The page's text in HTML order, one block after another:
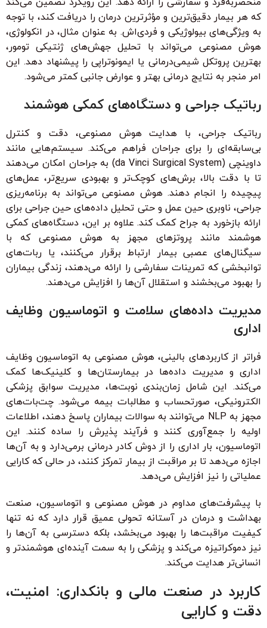
که هر بیمار دقیق‌ترین و مؤثرترین درمان را دریافت کند، با توجه
به ویژگی‌های بیولوژیکی و فردی‌اش. به عنوان مثال، در انکولوژی،
هوش مصنوعی می‌تواند با تحلیل جهش‌های ژنتیکی تومور،
بهترین پروتکل شیمی‌درمانی یا ایمونوتراپی را پیشنهاد دهد. این
امر منجر به نتایج درمانی بهتر و عوارض جانبی کمتر می‌شود.
رباتیک جراحی و دستگاه‌های کمکی هوشمند
رباتیک جراحی، با هدایت هوش مصنوعی، دقت و کنترل
بی‌سابقه‌ای را برای جراحان فراهم می‌کند. سیستم‌هایی مانند
داوینچی (da Vinci Surgical System) به جراحان امکان می‌دهند
تا با دقت بالا، برش‌های کوچک‌تر و بهبودی سریع‌تر، عمل‌های
پیچیده را انجام دهند. هوش مصنوعی می‌تواند به برنامه‌ریزی
جراحی، ناوبری حین عمل و حتی تحلیل داده‌های حین جراحی برای
ارائه بازخورد به جراح کمک کند. علاوه بر این، دستگاه‌های کمکی
هوشمند مانند پروتزهای مجهز به هوش مصنوعی که با
سیگنال‌های عصبی بیمار ارتباط برقرار می‌کنند، یا ربات‌های
توانبخشی که تمرینات سفارشی را ارائه می‌دهند، زندگی بیماران
را بهبود می‌بخشند و استقلال آن‌ها را افزایش می‌دهند.
مدیریت داده‌های سلامت و اتوماسیون وظایف
اداری
فراتر از کاربردهای بالینی، هوش مصنوعی به اتوماسیون وظایف
اداری و مدیریت داده‌ها در بیمارستان‌ها و کلینیک‌ها کمک
می‌کند. این شامل زمان‌بندی نوبت‌ها، مدیریت سوابق پزشکی
الکترونیکی، صورتحساب و مطالبات بیمه می‌شود. چت‌بات‌های
مجهز به NLP می‌توانند به سوالات بیماران پاسخ دهند، اطلاعات
اولیه را جمع‌آوری کنند و فرآیند پذیرش را ساده کنند. این
اتوماسیون، بار اداری را از دوش کادر درمانی برمی‌دارد و به آن‌ها
اجازه می‌دهد تا بر مراقبت از بیمار تمرکز کنند، در حالی که کارایی
عملیاتی را نیز افزایش می‌دهد.
با پیشرفت‌های مداوم در هوش مصنوعی و اتوماسیون، صنعت
بهداشت و درمان در آستانه تحولی عمیق قرار دارد که نه تنها
کیفیت مراقبت‌ها را بهبود می‌بخشد، بلکه دسترسی به آن‌ها را
نیز دموکراتیزه می‌کند و پزشکی را به سمت آینده‌ای هوشمندتر و
انسانی‌تر هدایت می‌کند.
کاربرد در صنعت مالی و بانکداری: امنیت،
دقت و کارایی